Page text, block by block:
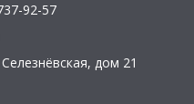
92-57
дом 21